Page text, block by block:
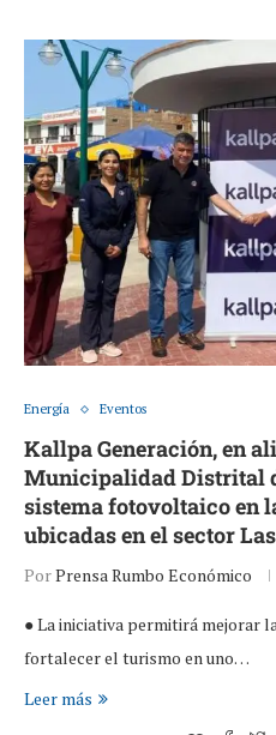
Energía Eventos
Kallpa Generación, en
Municipalidad Distrital
sistema fotovoltaico en
ubicadas en el sector
PorPrensa Rumbo Económico
● La iniciativa permitirá mejorar
fortalecer el turismo en uno…
Leer más